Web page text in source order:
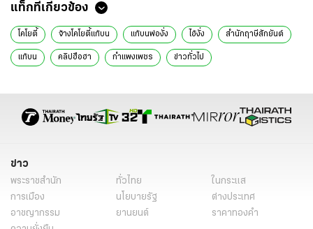
แท็กที่เกี่ยวข้อง
โคโยตี้ จ้างโคโยตี้แก้บน แก้บนพ่องั่ง ไอ้งั่ง สำนักฤาษีสักยันต์
แก้บน คลิปฮือฮา กำแพงเพชร ข่าวทั่วไป
ข่าว
พระราชสำนัก ทั่วไทย
ในกระแส
การเมือง
นโยบายรัฐ
ต่างประเทศ
อาชญากรรม
ยานยนต์
ราคาทองคำ